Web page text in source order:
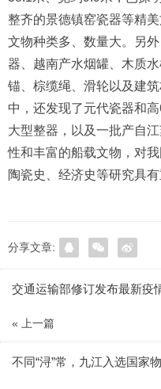
整齐的景德镇窑瓷器等精
文物种类多、数量大。另
器、越南产水烟罐、木质
锚、棕缆绳、滑轮以及建
中，还发现了元代瓷器和
大型整器，以及一批产自
性和丰富的船载文物，对
陶瓷史、经济史等研究具有
分享文章:
交通运输部修订发布最新疫
« 上一篇
不同“浔”常，九江入选国家